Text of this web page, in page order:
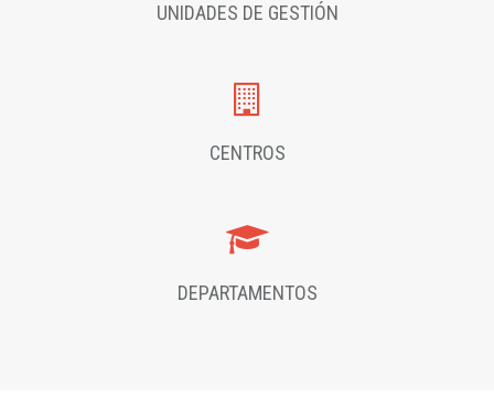
UNIDADES DE GESTIÓN
CENTROS
DEPARTAMENTOS